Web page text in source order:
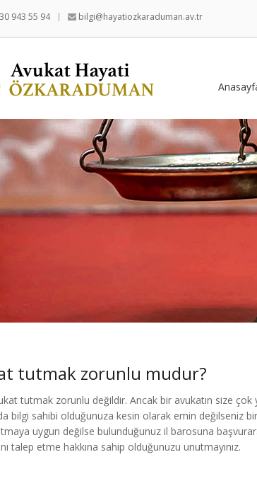
943 55 94 bilgi@hayatiozkaraduman.av.tr
tutmak zorunlu mudur?
tutmak zorunlu değildir. Ancak bir avukatın size çok
bilgi sahibi olduğunuza kesin olarak emin değilseniz
uygun değilse bulunduğunuz il barosuna
talep etme hakkına sahip olduğunuzu unutmayınız.